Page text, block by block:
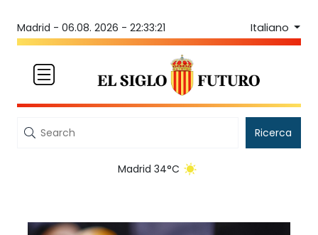
Madrid - 06.08. 2026 - 22:33:21 Italiano
Ricerca
Madrid 34°C